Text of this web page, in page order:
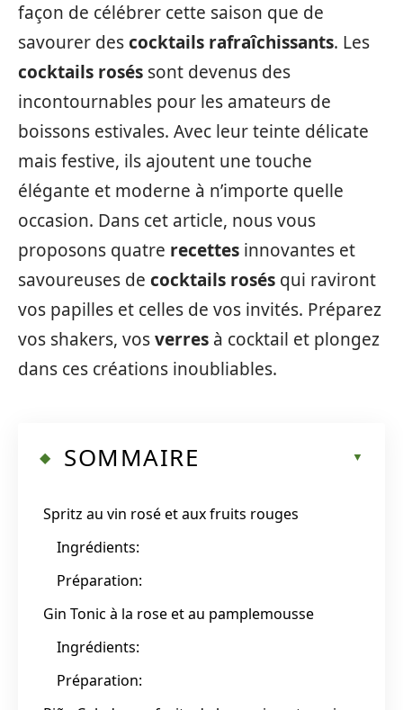
façon de célébrer cette saison que de
savourer descocktails rafraîchissants. Les
cocktails rosés sont devenus des
incontournables pour les amateurs de
boissons estivales. Avec leur teinte délicate
mais festive, ils ajoutent une touche
élégante et moderne à n’importe quelle
occasion. Dans cet article, nous vous
proposons quatre recettes innovantes et
savoureuses de cocktails rosés qui raviront
vos papilles et celles de vos invités. Préparez
vos shakers, vosverres à cocktail et plongez
dans ces créations inoubliables.
SOMMAIRE
Spritz au vin rosé et aux fruits rouges
Ingrédients:
Préparation:
Gin Tonic à la rose et au pamplemousse
Ingrédients:
Préparation: